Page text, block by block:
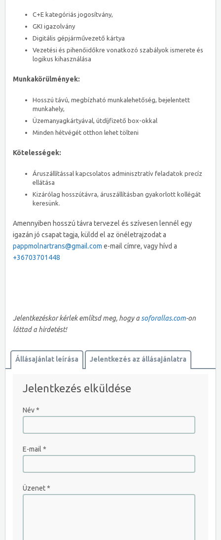
C+E kategóriás jogosítvány,
GKI igazolvány
Digitális gépjárművezető kártya
Vezetési és pihenőidőkre vonatkozó szabályok ismerete és
logikus kihasználása
Munkakörülmények:
Hosszú távú, megbízható munkalehetőség, bejelentett
munkahely,
Üzemanyagkártyával, útdíjfizető box-okkal
Minden hétvégét otthon lehet tölteni
Kötelességek:
Áruszállítással kapcsolatos adminisztratív feladatok precíz
ellátása
Kizárólag hosszútávra, áruszállításban gyakorlott kollégát
keresünk.
Amennyiben hosszú távra tervezel és szívesen lennél egy
igazán jó csapat tagja, küldd el az önéletrajzodat a
pappmolnartrans@gmail.com e-mail címre, vagy hívd a
+36703701448
Jelentkezéskor kérlek említsd meg, hogy a soforallas.com-on
láttad a hirdetést!
Állásajánlat leírása Jelentkezés az állásajánlatra
JELENTKEZEM AZONNAL
Jelentkezés elküldése
Név*
E-mail *
Üzenet*